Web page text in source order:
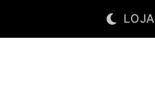
LOJA